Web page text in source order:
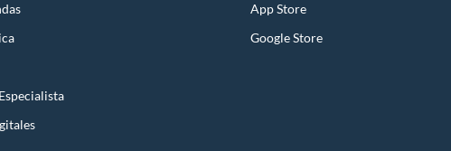
App Store
Google Store